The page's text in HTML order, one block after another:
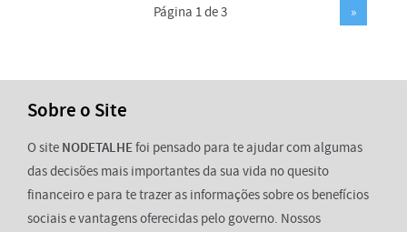
Página 1 de 3 »
Sobre o Site
O site NODETALHEfoi pensado para te ajudar com algumas
das decisões mais importantes da sua vida no quesito
financeiro e para te trazer as informações sobre os benefícios
sociais e vantagens oferecidas pelo governo. Nossos